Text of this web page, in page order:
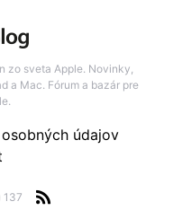
sveta Apple. Novinky,
a Mac. Fórum a bazár pre
137
údajov